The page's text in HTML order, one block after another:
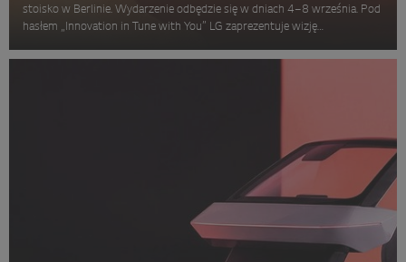
stoisko w Berlinie. Wydarzenie odbędzie się w dniach 4–8 września. Pod
hasłem „Innovation in Tune with You” LG zaprezentuje wizję
rozwi...